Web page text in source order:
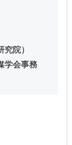
院）
学会事務